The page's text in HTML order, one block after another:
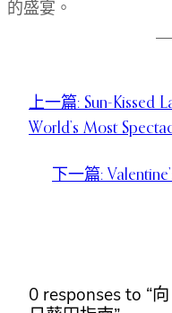
的盛宴。
上一篇: Sun-Kissed
World’s Most
下一篇:
0 responses to “